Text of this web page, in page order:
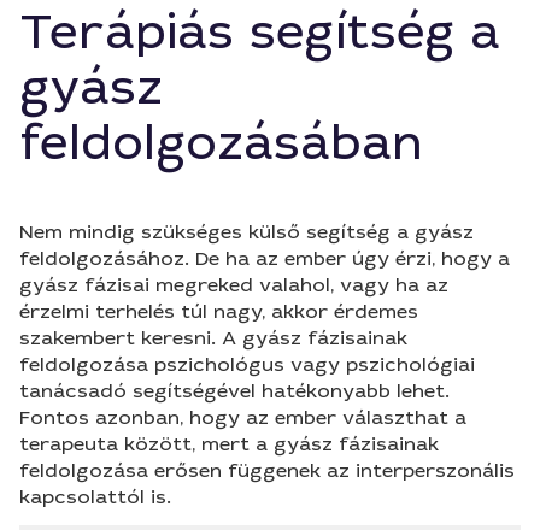
Terápiás segítség a
gyász
feldolgozásában
Nem mindig szükséges külső segítség a gyász
feldolgozásához. De ha az ember úgy érzi, hogy a
gyász fázisai megreked valahol, vagy ha az
érzelmi terhelés túl nagy, akkor érdemes
szakembert keresni. A gyász fázisainak
feldolgozása pszichológus vagy pszichológiai
tanácsadó segítségével hatékonyabb lehet.
Fontos azonban, hogy az ember választhat a
terapeuta között, mert a gyász fázisainak
feldolgozása erősen függenek az interperszonális
kapcsolattól is.